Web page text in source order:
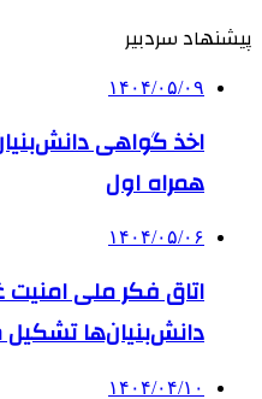
پیشنهاد سردبیر
۱۴۰۴/۰۵/۰۹
اخذ گواهی
همراه اول
۱۴۰۴/۰۵/۰۶
اتاق فکر ملی
دانش‌بنیان‌ها
۱۴۰۴/۰۴/۱۰